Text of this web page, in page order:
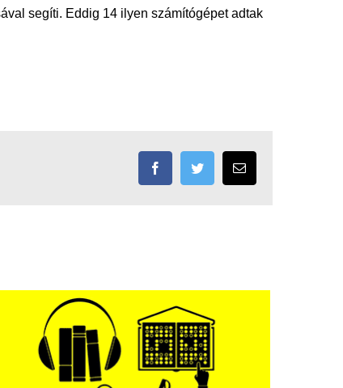
segíti. Eddig 14 ilyen számítógépet adtak
FacebookTwitter Email: